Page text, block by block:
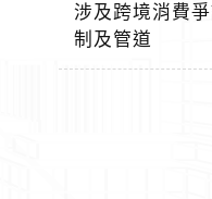
涉及跨境消費
制及管道